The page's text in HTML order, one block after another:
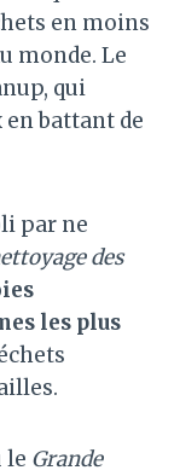
en moins
monde. Le
qui
battant de
par ne
des
les plus
le Grande